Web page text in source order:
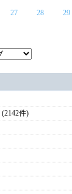
27 28 29
件)